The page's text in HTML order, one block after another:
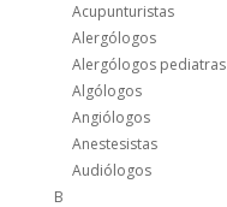
Acupunturistas
Alergólogos
Alergólogos pediatras
Algólogos
Angiólogos
Anestesistas
Audiólogos
B